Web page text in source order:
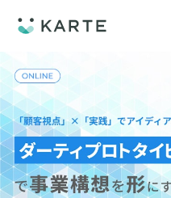
プロダクト
プロダクト
事例
セミナー
資料ダウンロード